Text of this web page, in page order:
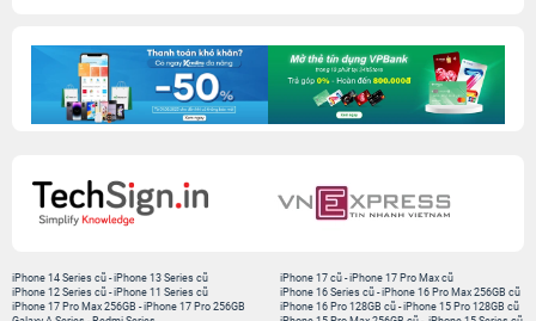
iPhone 14 Series cũ -iPhone 13 Series cũ
iPhone 12 Series cũ -iPhone 11 Series cũ
iPhone 17 Pro Max 256GB -iPhone 17 Pro 256GB
iPhone 17 cũ -iPhone 17 Pro Max cũ
iPhone 16 Series cũ - iPhone 16 Pro Max 256GB cũ
iPhone 16 Pro 128GB cũ -iPhone 15 Pro 128GB cũ